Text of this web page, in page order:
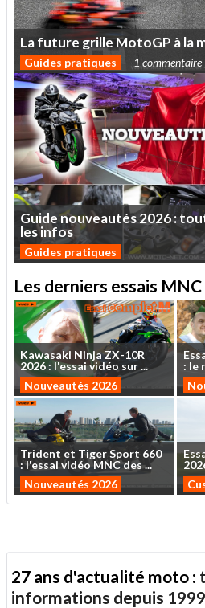
Lafuturegrille MotoGP àla
Guides pratiques 1 commentaire
Guidenouveautés2026:
lesinfos
Guides pratiques
Les derniers essais MNC
Kawasaki NinjaZX-10R
2026: l'essaividéo sur...
Nouveautés 2026
: le
Trident et TigerSport 660
: l'essaividéoMNCdes...
Nouveautés 2026
27 ans d'actualité moto :
informations depuis